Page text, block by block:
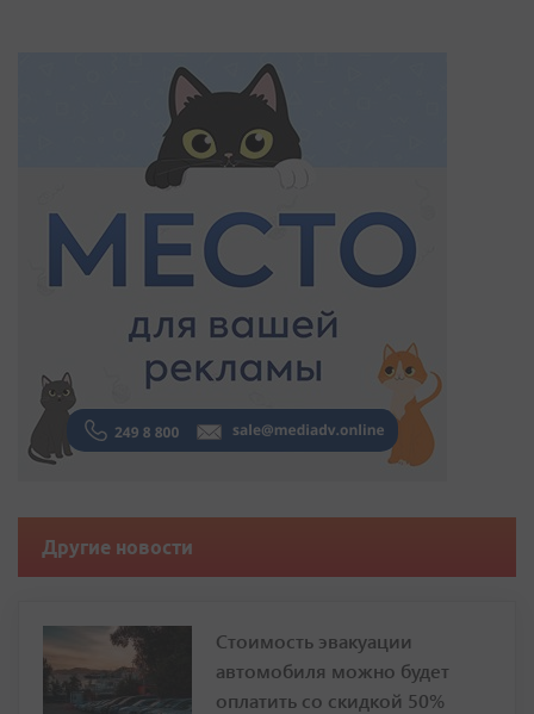
Другие новости
Стоимость эвакуации
автомобиля можно будет
оплатить со скидкой 50%